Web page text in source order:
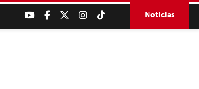
Notícias